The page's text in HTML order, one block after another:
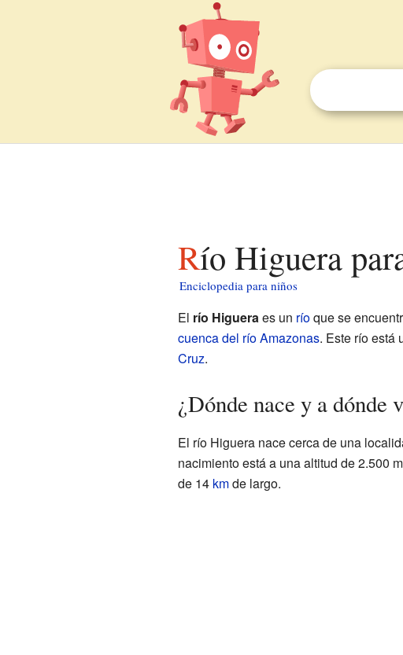
Río Higuera
Enciclopedia para niños
El río Higueraes un ríoque se
cuenca del río Amazonas. Este río está
Cruz.
¿Dónde nace y a dónde
El río Higuera nace cerca de una
nacimiento está a una altitud de 2.500
de 14 kmde largo.